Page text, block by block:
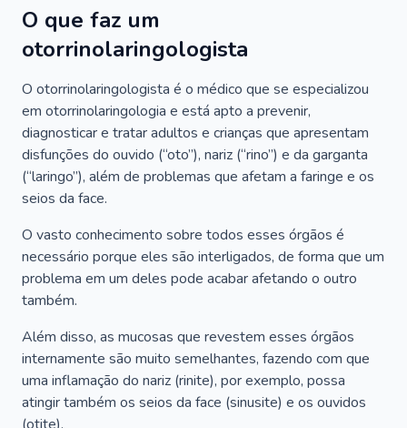
O que faz um
otorrinolaringologista
O otorrinolaringologista é o médico que se especializou
em otorrinolaringologia e está apto a prevenir,
diagnosticar e tratar adultos e crianças que apresentam
disfunções do ouvido (“oto”), nariz (“rino”) e da garganta
(“laringo”), além de problemas que afetam a faringe e os
seios da face.
O vasto conhecimento sobre todos esses órgãos é
necessário porque eles são interligados, de forma que um
problema em um deles pode acabar afetando o outro
também.
Além disso, as mucosas que revestem esses órgãos
internamente são muito semelhantes, fazendo com que
uma inflamação do nariz (rinite), por exemplo, possa
atingir também os seios da face (sinusite) e os ouvidos